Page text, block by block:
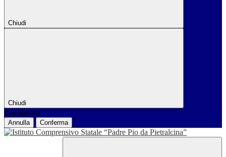
Chiudi
Chiudi
Conferma
Annulla Conferma